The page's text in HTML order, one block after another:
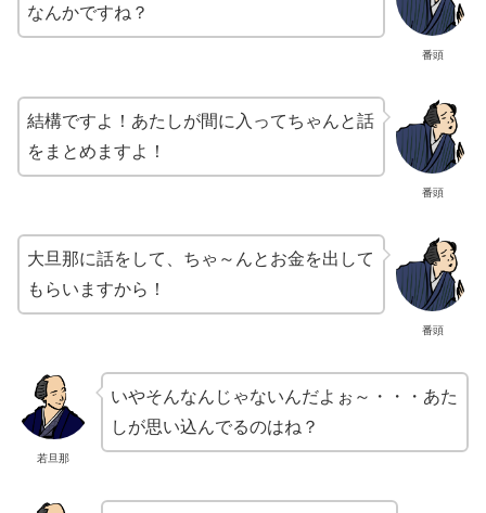
番頭
なんかですね？
番頭
結構ですよ！あたしが間に入ってちゃんと話
をまとめますよ！
番頭
大旦那に話をして、ちゃ～んとお金を出して
もらいますから！
若旦那
いやそんなんじゃないんだよぉ～・・・あた
しが思い込んでるのはね？